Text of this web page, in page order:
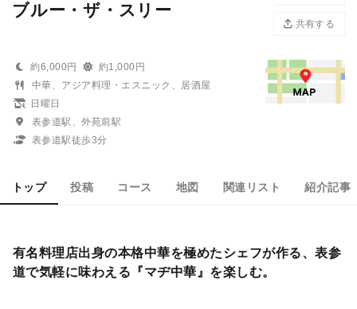
ブルー・ザ・スリー
共有する
約6,000円
約1,000円
中華、アジア料理・エスニック、居酒屋
日曜日
表参道駅、外苑前駅
表参道駅徒歩3分
トップ 投稿 コース 地図 関連リスト 紹介記事
有名料理店出身の本格中華を極めたシェフが作る、表参
道で気軽に味わえる『マヂ中華』を楽しむ。